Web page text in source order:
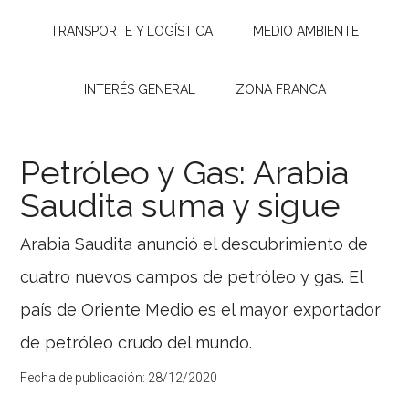
TRANSPORTE Y LOGÍSTICA MEDIO AMBIENTE
INTERÉS GENERAL ZONA FRANCA
Petróleo y Gas: Arabia
Saudita suma y sigue
Arabia Saudita anunció el descubrimiento de
cuatro nuevos campos de petróleo y gas. El
país de Oriente Medio es el mayor exportador
de petróleo crudo del mundo.
Fecha de publicación: 28/12/2020